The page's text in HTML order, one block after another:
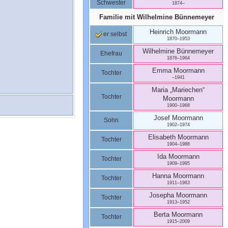
Schwester
1874–
Familie mit Wilhelmine Bünnemeyer
er selbst Heinrich Moormann
1870–1953
Ehefrau Wilhelmine Bünnemeyer
1876–1964
Tochter Emma Moormann
–1941
Tochter
Maria „Mariechen“
Moormann
1900–1968
Sohn Josef Moormann
1902–1974
Tochter Elisabeth Moormann
1904–1988
Tochter Ida Moormann
1909–1995
Tochter Hanna Moormann
1911–1963
Tochter Josepha Moormann
1913–1952
Tochter Berta Moormann
1915–2009